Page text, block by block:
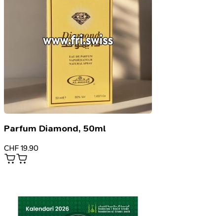
Parfum Diamond, 50ml
CHF 19.90